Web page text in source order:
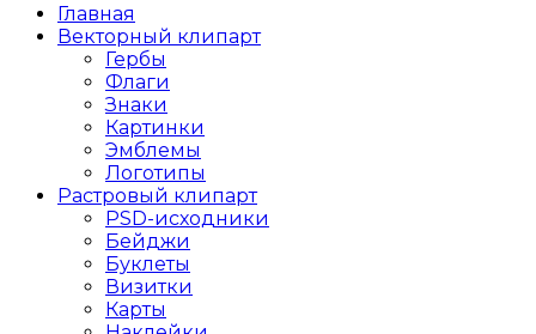
Главная
Векторный клипарт
Гербы
Флаги
Знаки
Картинки
Эмблемы
Логотипы
Растровый клипарт
PSD-исходники
Бейджи
Буклеты
Визитки
Карты